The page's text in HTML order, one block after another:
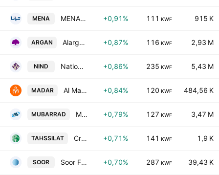
MENA MENA Real Estate Company KSC +0,91% 111 KWF 915 K
ARGAN Alargan International Real Estate Co. +0,87% 116 KWF 2,93 M
NIND National Industries Group (Holding) SAK +0,86% 235 KWF 5,43 M
MADAR Al Madar Kuwait Holding Co. +0,84% 120 KWF 484,56 K
MUBARRAD Mubarrad Holding Co. (K.S.C.C) +0,79% 127 KWF 3,47 M
TAHSSILAT Credit Rating & Collection KSC +0,71% 141 KWF 1,9 K
SOOR Soor Fuel Marketing Co. KSC +0,70% 287 KWF 39,43 K